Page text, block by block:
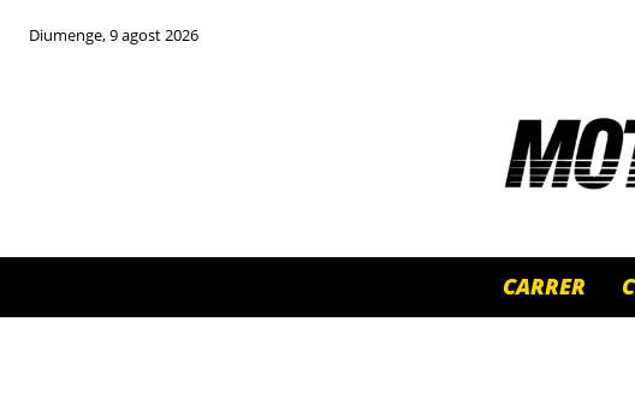
Diumenge, 9 agost 2026
CARRER